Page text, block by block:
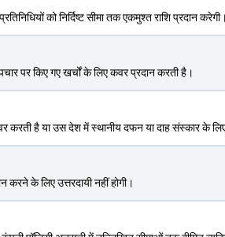
को निर्दिष्ट सीमा तक एकमुश्त राशि प्रदान करेगी।
पर किए गए खर्चों के लिए कवर प्रदान करती है।
करती है या उस देश में स्थानीय दफन या दाह संस्कार के
के लिए उत्तरदायी नहीं होगी।